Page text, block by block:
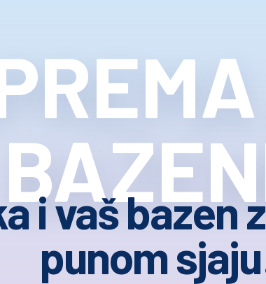
i vaš bazen
punom